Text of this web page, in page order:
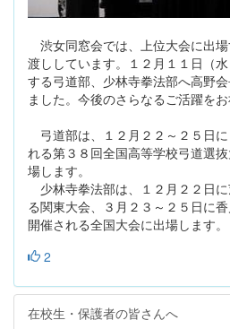
渋女同窓会では、上位大会に出
渡ししています。１２月１１日（
する弓道部、少林寺拳法部へ高野
ました。今後のさらなるご活躍をお
弓道部は、１２月２２～２５日
れる第３８回全国高等学校弓道選
場します。
少林寺拳法部は、１２月２２日
る関東大会、３月２３～２５日に
開催される全国大会に出場します。
2
在校生・保護者の皆さんへ